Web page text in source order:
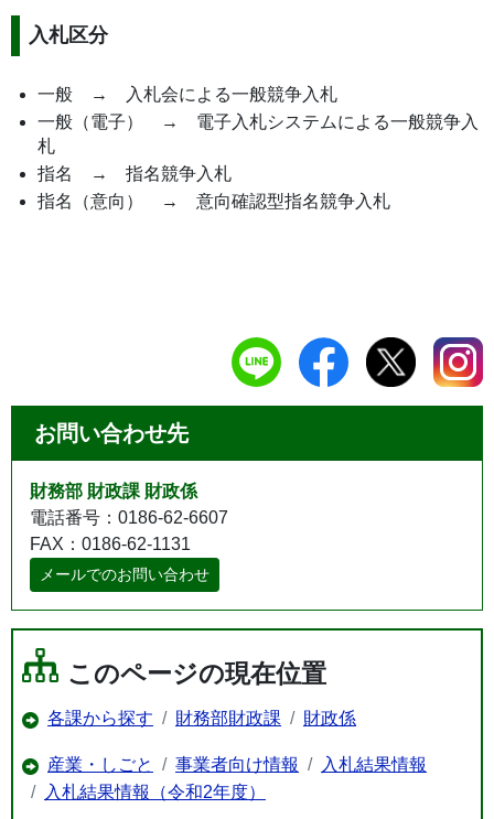
入札区分
一般 → 入札会による一般競争入札
一般（電子） → 電子入札システムによる一般競争入
札
指名 → 指名競争入札
指名（意向） → 意向確認型指名競争入札
お問い合わせ先
財務部 財政課 財政係
電話番号：0186-62-6607
FAX：0186-62-1131
メールでのお問い合わせ
このページの現在位置
各課から探す 財務部財政課 財政係
産業・しごと 事業者向け情報
入札結果情報
入札結果情報（令和2年度）